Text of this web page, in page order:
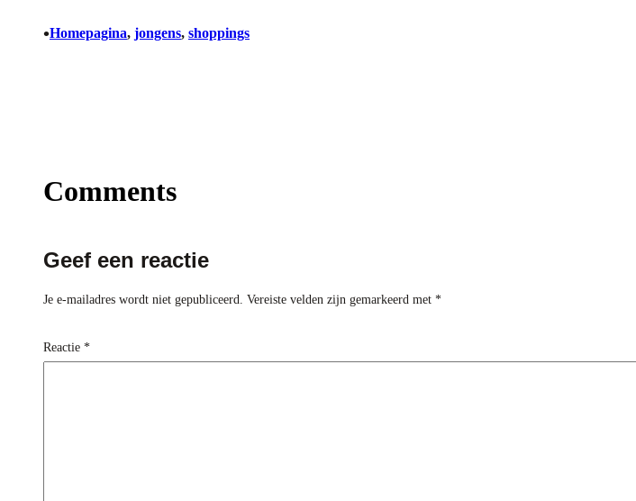
•Homepagina, jongens, shoppings
Comments
Geef een reactie
Je e-mailadres wordt niet gepubliceerd. Vereiste velden zijn gemarkeerd met *
Reactie *